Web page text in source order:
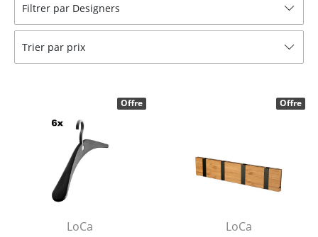
Bancs & Chaises longues
Poufs poires
Chaises à bascule
Chaises de bureau
Chaises de conférence
Fauteuils de direction
Filtrer par Designers
Trier par prix
LoCa
Offre
LoCa
Offre